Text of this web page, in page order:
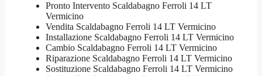
Pronto Intervento Scaldabagno Ferroli 14 LT
Vermicino
Vendita Scaldabagno Ferroli 14 LT Vermicino
Installazione Scaldabagno Ferroli 14 LT Vermicino
Cambio Scaldabagno Ferroli 14 LT Vermicino
Riparazione Scaldabagno Ferroli 14 LT Vermicino
Sostituzione Scaldabagno Ferroli 14 LT Vermicino